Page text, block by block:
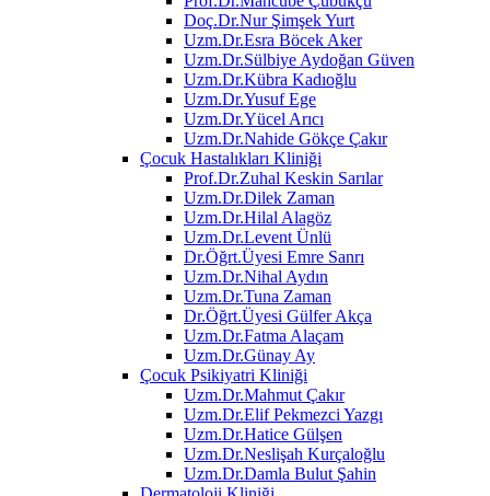
Doç.Dr.Nur Şimşek Yurt
Uzm.Dr.Esra Böcek Aker
Uzm.Dr.Sülbiye Aydoğan Güven
Uzm.Dr.Kübra Kadıoğlu
Uzm.Dr.Yusuf Ege
Uzm.Dr.Yücel Arıcı
Uzm.Dr.Nahide Gökçe Çakır
Çocuk Hastalıkları Kliniği
Prof.Dr.Zuhal Keskin Sarılar
Uzm.Dr.Dilek Zaman
Uzm.Dr.Hilal Alagöz
Uzm.Dr.Levent Ünlü
Dr.Öğrt.Üyesi Emre Sanrı
Uzm.Dr.Nihal Aydın
Uzm.Dr.Tuna Zaman
Dr.Öğrt.Üyesi Gülfer Akça
Uzm.Dr.Fatma Alaçam
Uzm.Dr.Günay Ay
Çocuk Psikiyatri Kliniği
Uzm.Dr.Mahmut Çakır
Uzm.Dr.Elif Pekmezci Yazgı
Uzm.Dr.Hatice Gülşen
Uzm.Dr.Neslişah Kurçaloğlu
Uzm.Dr.Damla Bulut Şahin